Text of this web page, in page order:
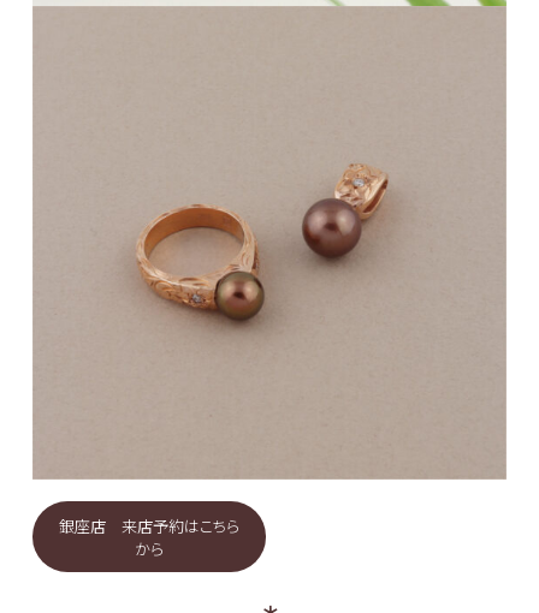
銀座店 来店予約はこちら
から